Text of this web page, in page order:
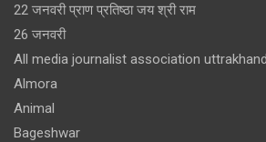
22 जनवरी प्राण प्रतिष्ठा जय श्री राम
26 जनवरी
All media journalist association uttrakhand
Almora
Animal
Bageshwar